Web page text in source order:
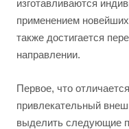
изготавливаются
применением
также достигается
направлении.
Первое, что
привлекательный
выделить следующие